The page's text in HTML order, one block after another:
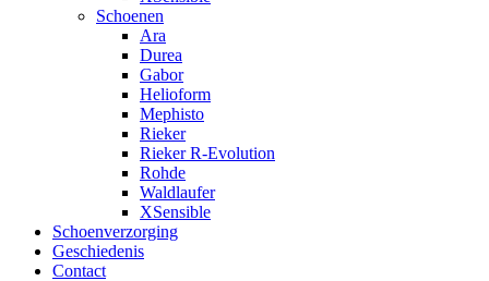
Schoenen
Ara
Durea
Gabor
Helioform
Mephisto
Rieker
Rieker R-Evolution
Rohde
Waldlaufer
XSensible
Schoenverzorging
Geschiedenis
Contact